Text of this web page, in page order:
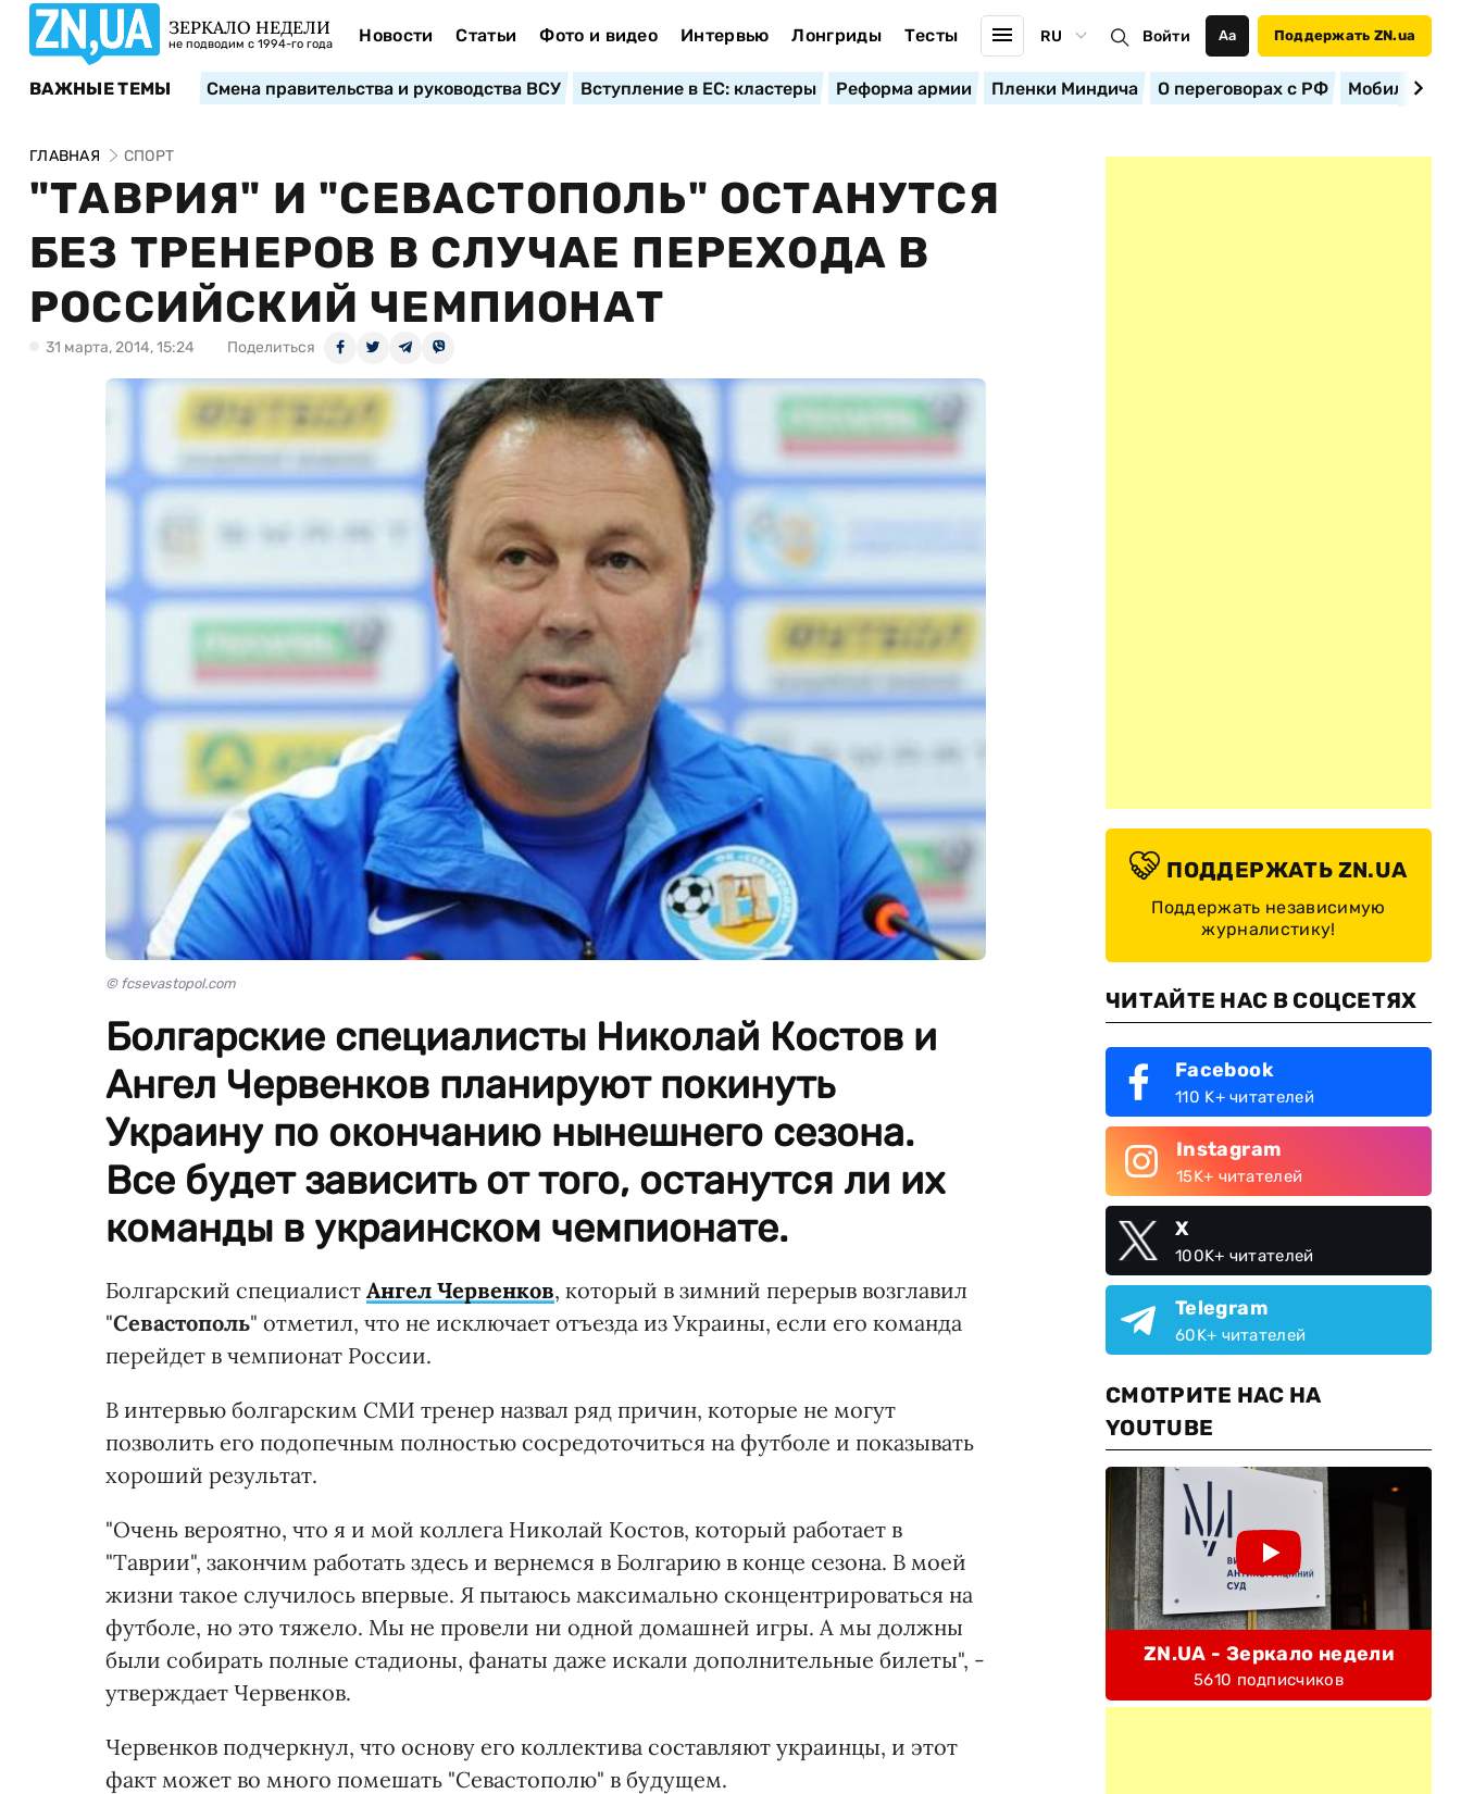
ЗЕРКАЛО НЕДЕЛИ
не подводим с 1994-го года Новости Статьи Фото и видео Интервью Лонгриды Тесты RU Войти Аа Поддержать ZN.ua
ВАЖНЫЕ ТЕМЫ Смена правительства и руководства ВСУ Вступление в ЕС: кластеры Реформа армии Пленки Миндича О переговорах с РФ
ГЛАВНАЯ СПОРТ
"ТАВРИЯ" И "СЕВАСТОПОЛЬ" ОСТАНУТСЯ
БЕЗ ТРЕНЕРОВ В СЛУЧАЕ ПЕРЕХОДА В
РОССИЙСКИЙ ЧЕМПИОНАТ
31 марта, 2014, 15:24 Поделиться
© fcsevastopol.com
Болгарские специалисты Николай Костов и
Ангел Червенков планируют покинуть
Украину по окончанию нынешнего сезона.
Все будет зависить от того, останутся ли их
команды в украинском чемпионате.
Болгарский специалист Ангел Червенков, который в зимний перерыв возглавил
"Севастополь" отметил, что не исключает отъезда из Украины, если его команда
перейдет в чемпионат России.
В интервью болгарским СМИ тренер назвал ряд причин, которые не могут
позволить его подопечным полностью сосредоточиться на футболе и показывать
хороший результат.
"Очень вероятно, что я и мой коллега Николай Костов, который работает в
"Таврии", закончим работать здесь и вернемся в Болгарию в конце сезона. В моей
жизни такое случилось впервые. Я пытаюсь максимально сконцентрироваться на
футболе, но это тяжело. Мы не провели ни одной домашней игры. А мы должны
были собирать полные стадионы, фанаты даже искали дополнительные билеты", -
утверждает Червенков.
Червенков подчеркнул, что основу его коллектива составляют украинцы, и этот
факт может во много помешать "Севастополю" в будущем.
ПОДДЕРЖАТЬ ZN.UA
Поддержать независимую
журналистику!
ЧИТАЙТЕ НАС В СОЦСЕТЯХ
Facebook
110 K+ читателей
Instagram
15K+ читателей
X
100K+ читателей
Telegram
60K+ читателей
СМОТРИТЕ НАС НА
YOUTUBE
ZN.UA - Зеркало недели
5610 подписчиков